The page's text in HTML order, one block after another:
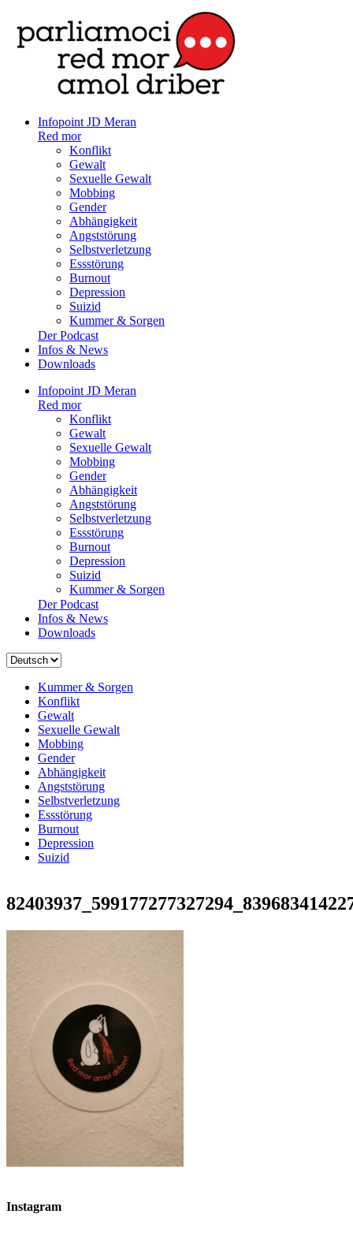
Infopoint JD Meran
Red mor
Konflikt
Gewalt
Sexuelle Gewalt
Mobbing
Gender
Abhängigkeit
Angststörung
Selbstverletzung
Essstörung
Burnout
Depression
Suizid
Kummer & Sorgen
Der Podcast
Infos & News
Downloads
Infopoint JD Meran
Red mor
Konflikt
Gewalt
Sexuelle Gewalt
Mobbing
Gender
Abhängigkeit
Angststörung
Selbstverletzung
Essstörung
Burnout
Depression
Suizid
Kummer & Sorgen
Der Podcast
Infos & News
Downloads
Sprache
Kummer & Sorgen
Konflikt
Gewalt
Sexuelle Gewalt
Mobbing
Gender
Abhängigkeit
Angststörung
Selbstverletzung
Essstörung
Burnout
Depression
Suizid
Instagram